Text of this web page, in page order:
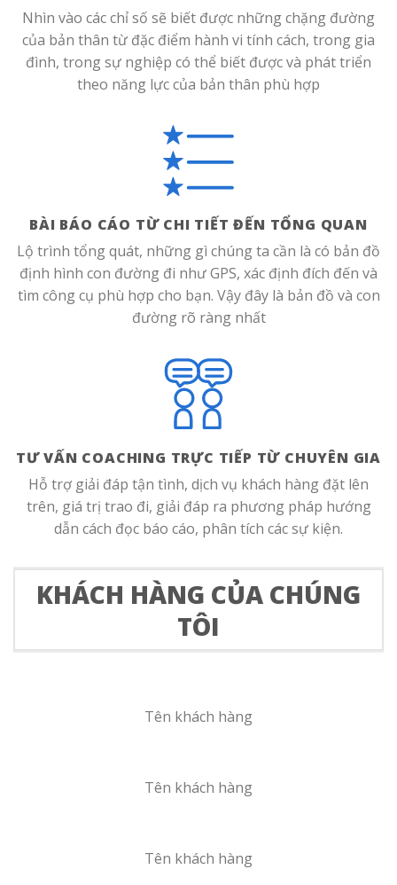
Nhìn vào các chỉ số sẽ biết được những chặng đường
của bản thân từ đặc điểm hành vi tính cách, trong gia
đình, trong sự nghiệp có thể biết được và phát triển
theo năng lực của bản thân phù hợp
BÀI BÁO CÁO TỪ CHI TIẾT ĐẾN TỔNG QUAN
Lộ trình tổng quát, những gì chúng ta cần là có bản đồ
định hình con đường đi như GPS, xác định đích đến và
tìm công cụ phù hợp cho bạn. Vậy đây là bản đồ và con
đường rõ ràng nhất
TƯ VẤN COACHING TRỰC TIẾP TỪ CHUYÊN GIA
Hỗ trợ giải đáp tận tình, dịch vụ khách hàng đặt lên
trên, giá trị trao đi, giải đáp ra phương pháp hướng
dẫn cách đọc báo cáo, phân tích các sự kiện.
KHÁCH HÀNG CỦA CHÚNG
TÔI
Tên khách hàng
Tên khách hàng
Tên khách hàng